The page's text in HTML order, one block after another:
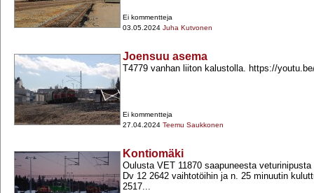
Ei kommentteja
03.05.2024 Juha Kutvonen
Joensuu asema
T4779 vanhan liiton kalustolla. https://
Ei kommentteja
27.04.2024 Teemu Saukkonen
Kontiomäki
Oulusta VET 11870 saapuneesta
Dv 12 2642 vaihtotöihin ja n. 25 minuutin
2517...